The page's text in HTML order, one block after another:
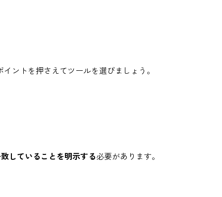
ントを押さえてツールを選びましょう。
していることを明示する必要があります。